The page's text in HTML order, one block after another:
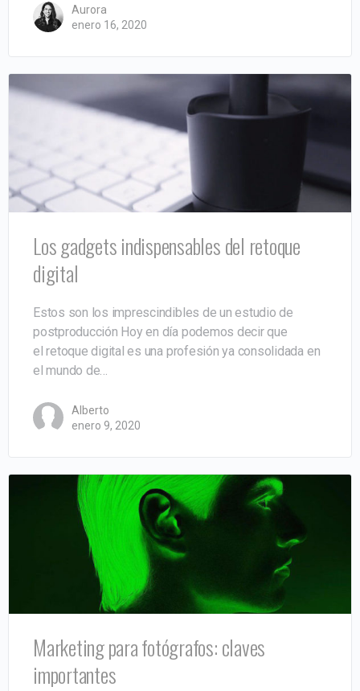
Aurora
enero 16, 2020
Los gadgets indispensables del retoque
digital
Estos son los imprescindibles de un estudio de
postproducción Hoy en día podemos decir que
el retoque digital es una profesión ya consolidada en
el mundo de…
Alberto
enero 9, 2020
Marketing para fotógrafos: claves
importantes